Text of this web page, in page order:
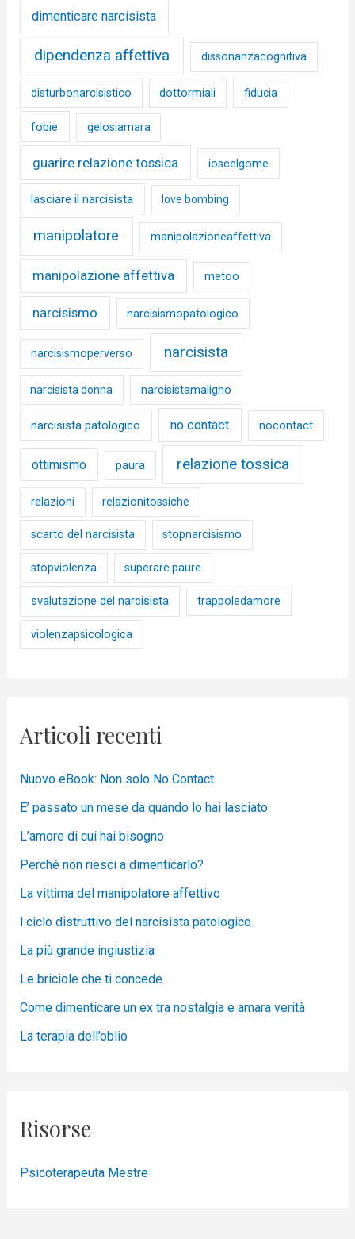
dimenticare narcisista
dipendenza affettiva dissonanzacognitiva
disturbonarcisistico dottormiali fiducia
fobie gelosiamara
guarire relazione tossica ioscelgome
lasciare il narcisista love bombing
manipolatore manipolazioneaffettiva
manipolazione affettiva metoo
narcisismo narcisismopatologico
narcisismoperverso narcisista
narcisista donna narcisistamaligno
narcisista patologico no contact nocontact
ottimismo paura relazione tossica
relazioni relazionitossiche
scarto del narcisista stopnarcisismo
stopviolenza superare paure
svalutazione del narcisista trappoledamore
violenzapsicologica
Articoli recenti
Nuovo eBook: Non solo No Contact
E’ passato un mese da quando lo hai lasciato
L’amore di cui hai bisogno
Perché non riesci a dimenticarlo?
La vittima del manipolatore affettivo
l ciclo distruttivo del narcisista patologico
La più grande ingiustizia
Le briciole che ti concede
Come dimenticare un ex tra nostalgia e amara verità
La terapia dell’oblio
Risorse
Psicoterapeuta Mestre